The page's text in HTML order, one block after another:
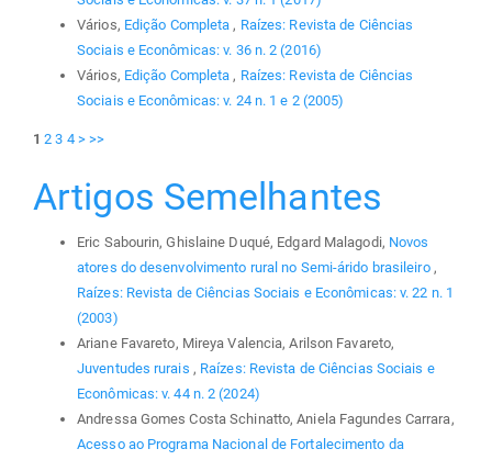
Vários, Edição Completa, Raízes: Revista de Ciências
Sociais e Econômicas: v. 36 n. 2 (2016)
Vários, Edição Completa, Raízes: Revista de Ciências
Sociais e Econômicas: v. 24 n. 1 e 2 (2005)
1 2 3 4 > >>
Artigos Semelhantes
Eric Sabourin, Ghislaine Duqué, Edgard Malagodi, Novos
atores do desenvolvimento rural no Semi-árido brasileiro ,
Raízes: Revista de Ciências Sociais e Econômicas: v. 22 n. 1
(2003)
Ariane Favareto, Mireya Valencia, Arilson Favareto,
Juventudes rurais , Raízes: Revista de Ciências Sociais e
Econômicas: v. 44 n. 2 (2024)
Andressa Gomes Costa Schinatto, Aniela Fagundes Carrara,
Acesso ao Programa Nacional de Fortalecimento da